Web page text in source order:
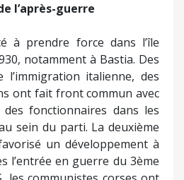
l’après-guerre
à prendre force dans l’île
notamment à Bastia. Des
l’immigration italienne, des
ont fait front commun avec
fonctionnaires dans les
sein du parti. La deuxième
un développement à
l’entrée en guerre du 3ème